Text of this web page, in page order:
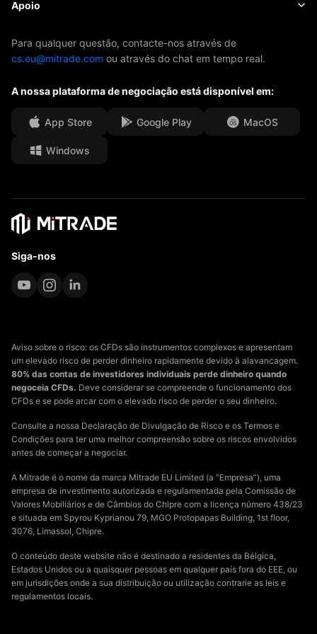
Sobre Mitrade
Os nossos prémios
Centro multimédia
Oportunidades de carreira
Documentos legais
Apoio
Centro de ajuda
PERGUNTAS FREQUENTES
Para qualquer questão, contacte-nos através de
cs.eu@mitrade.com ou através do chat em tempo real.
A nossa plataforma de negociação está disponível em:
App Store Google Play MacOS
Windows
Siga-nos
Aviso sobre o risco: os CFDs são instrumentos complexos e apresentam
um elevado risco de perder dinheiro rapidamente devido à alavancagem.
80% das contas de investidores individuais perde dinheiro quando
negoceia CFDs. Deve considerar se compreende o funcionamento dos
CFDs e se pode arcar com o elevado risco de perder o seu dinheiro.
Consulte a nossa Declaração de Divulgação de Risco e os Termos e
Condições para ter uma melhor compreensão sobre os riscos envolvidos
antes de começar a negociar.
A Mitrade é o nome da marca Mitrade EU Limited (a “Empresa”), uma
empresa de investimento autorizada e regulamentada pela Comissão de
Valores Mobiliários e de Câmbios do Chipre com a licença número 438/23
e situada em Spyrou Kyprianou 79, MGO Protopapas Building, 1st floor,
3076, Limassol, Chipre.
O conteúdo deste website não é destinado a residentes da Bélgica,
Estados Unidos ou a quaisquer pessoas em qualquer país fora do EEE, ou
em jurisdições onde a sua distribuição ou utilização contrarie as leis e
regulamentos locais.